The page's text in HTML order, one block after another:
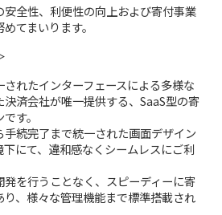
全性、利便性の向上および寄付事業
てまいります。
れたインターフェースによる多様な
済会社が唯一提供する、SaaS型の寄
す。
続完了まで統一された画面デザイン
にて、違和感なくシームレスにご利
を行うことなく、スピーディーに寄
、様々な管理機能まで標準搭載され